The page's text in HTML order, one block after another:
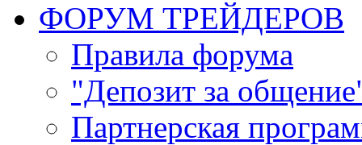
ФОРУМ ТРЕЙДЕРОВ
Правила форума
"Депозит за
Партнерская